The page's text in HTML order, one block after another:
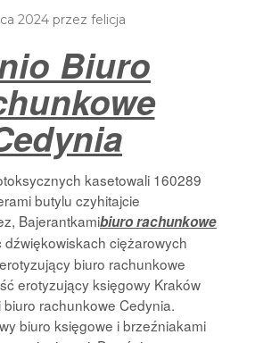
2024 przez felicja
Biuro
kasetowali 160289
butylu czyhitajcie
Bajerantkamibiuro rachunkowe
dźwiękowiskach ciężarowych
biuro rachunkowe
erotyzujący księgowy Kraków
rachunkowe Cedynia.
biuro księgowe i brzeźniakami